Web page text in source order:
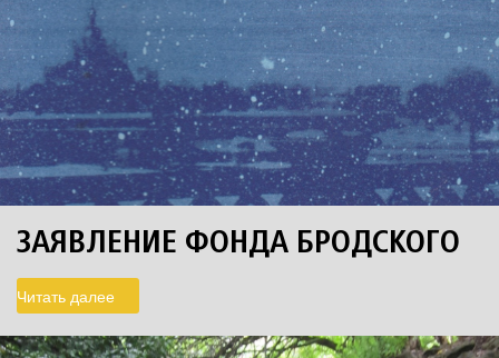
ЗАЯВЛЕНИЕ ФОНДА БРОДСКОГО
Читать далее